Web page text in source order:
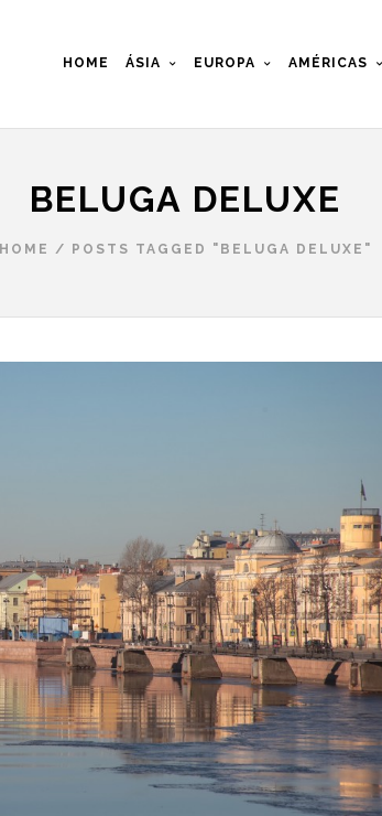
HOME ÁSIA EUROPA AMÉRICAS
BELUGA DELUXE
HOME / POSTS TAGGED "BELUGA DELUXE"